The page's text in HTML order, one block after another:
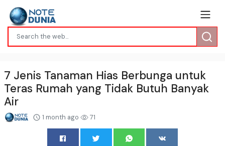
7 Jenis Tanaman Hias Berbunga untuk
Teras Rumah yang Tidak Butuh Banyak
Air
1 month ago 71